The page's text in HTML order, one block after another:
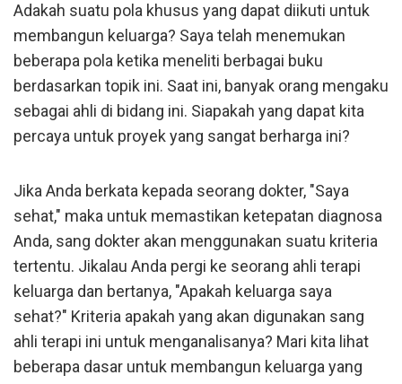
Adakah suatu pola khusus yang dapat diikuti untuk
membangun keluarga? Saya telah menemukan
beberapa pola ketika meneliti berbagai buku
berdasarkan topik ini. Saat ini, banyak orang mengaku
sebagai ahli di bidang ini. Siapakah yang dapat kita
percaya untuk proyek yang sangat berharga ini?
Jika Anda berkata kepada seorang dokter, "Saya
sehat," maka untuk memastikan ketepatan diagnosa
Anda, sang dokter akan menggunakan suatu kriteria
tertentu. Jikalau Anda pergi ke seorang ahli terapi
keluarga dan bertanya, "Apakah keluarga saya
sehat?" Kriteria apakah yang akan digunakan sang
ahli terapi ini untuk menganalisanya? Mari kita lihat
beberapa dasar untuk membangun keluarga yang